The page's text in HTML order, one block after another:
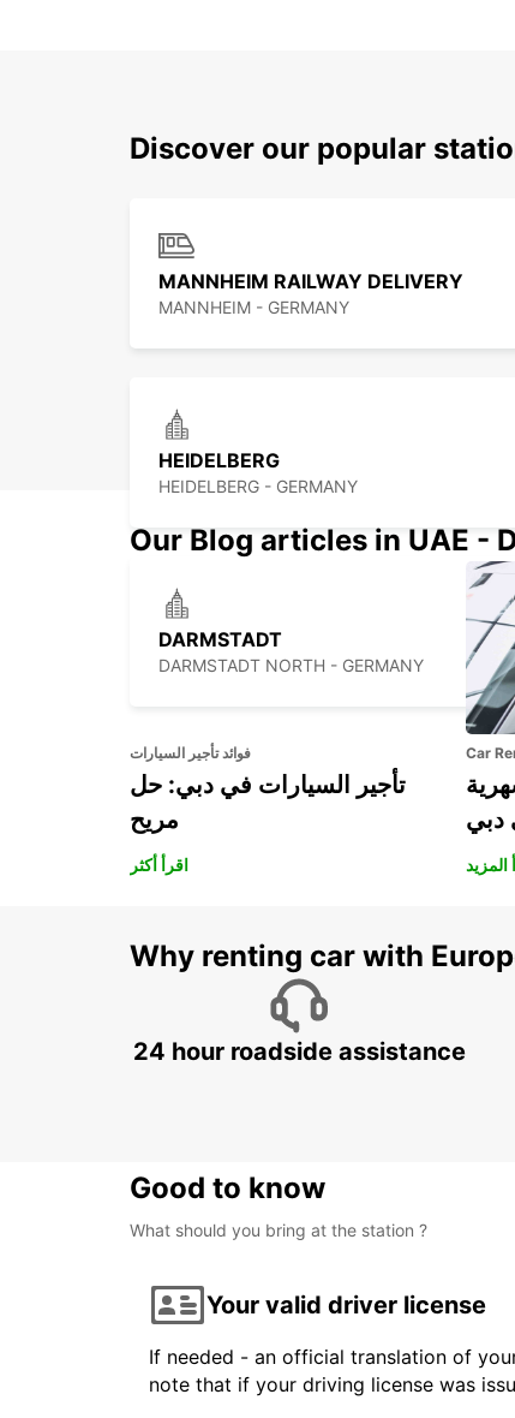
Discover our popular
MANNHEIM RAILWAY DELIVERY
MANNHEIM - GERMANY
HEIDELBERG
HEIDELBERG - GERMANY
DARMSTADT
DARMSTADT NORTH - GERMANY
Our Blog articles in UAE -
فوائد تأجير السيارات
تأجير السيارات في دبي: حل
مريح
اقرأ أكثر
Car
دبي
المزيد
Why renting car with
24 hour roadside assistance
Good to know
What should you bring at the station ?
Your valid driver license
If needed - an official translation of
note that if your driving license was